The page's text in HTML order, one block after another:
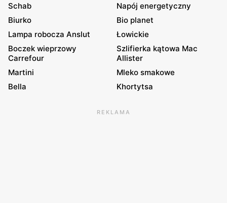
Schab
Napój energetyczny
Biurko
Bio planet
Lampa robocza Anslut
Łowickie
Boczek wieprzowy
Carrefour
Szlifierka kątowa Mac
Allister
Martini
Mleko smakowe
Bella
Khortytsa
REKLAMA